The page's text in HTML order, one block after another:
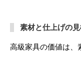
素材と仕上げの
高級家具の価値は、